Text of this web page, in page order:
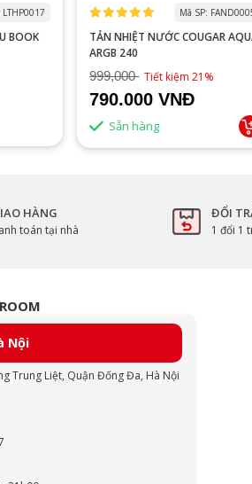
BOOK
Mã SP: FAND0005
TẢN NHIỆT NƯỚC COUGAR AQUA
ARGB 240
999,000 Tiết kiệm 21%
790.000 VNĐ
Sẵn hàng
HÀNG
toán tại nhà
ĐỔI
1 đổi 1
Nội
Trung Liệt, Quận Đống Đa, Hà Nội